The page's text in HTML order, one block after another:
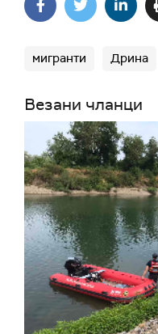
мигранти Дрина
Везани чланци